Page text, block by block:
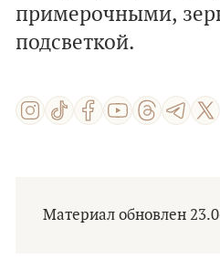
примерочными,
подсветкой.
Материал обновлен